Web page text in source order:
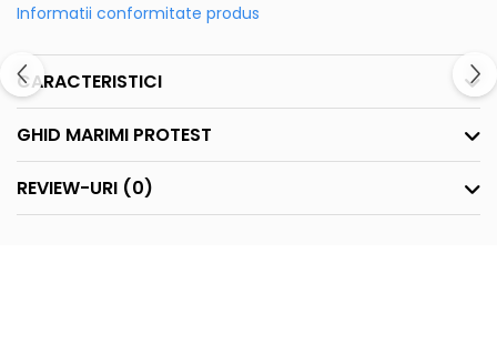
Informatii conformitate produs
CARACTERISTICI
GHID MARIMI PROTEST
REVIEW-URI (0)